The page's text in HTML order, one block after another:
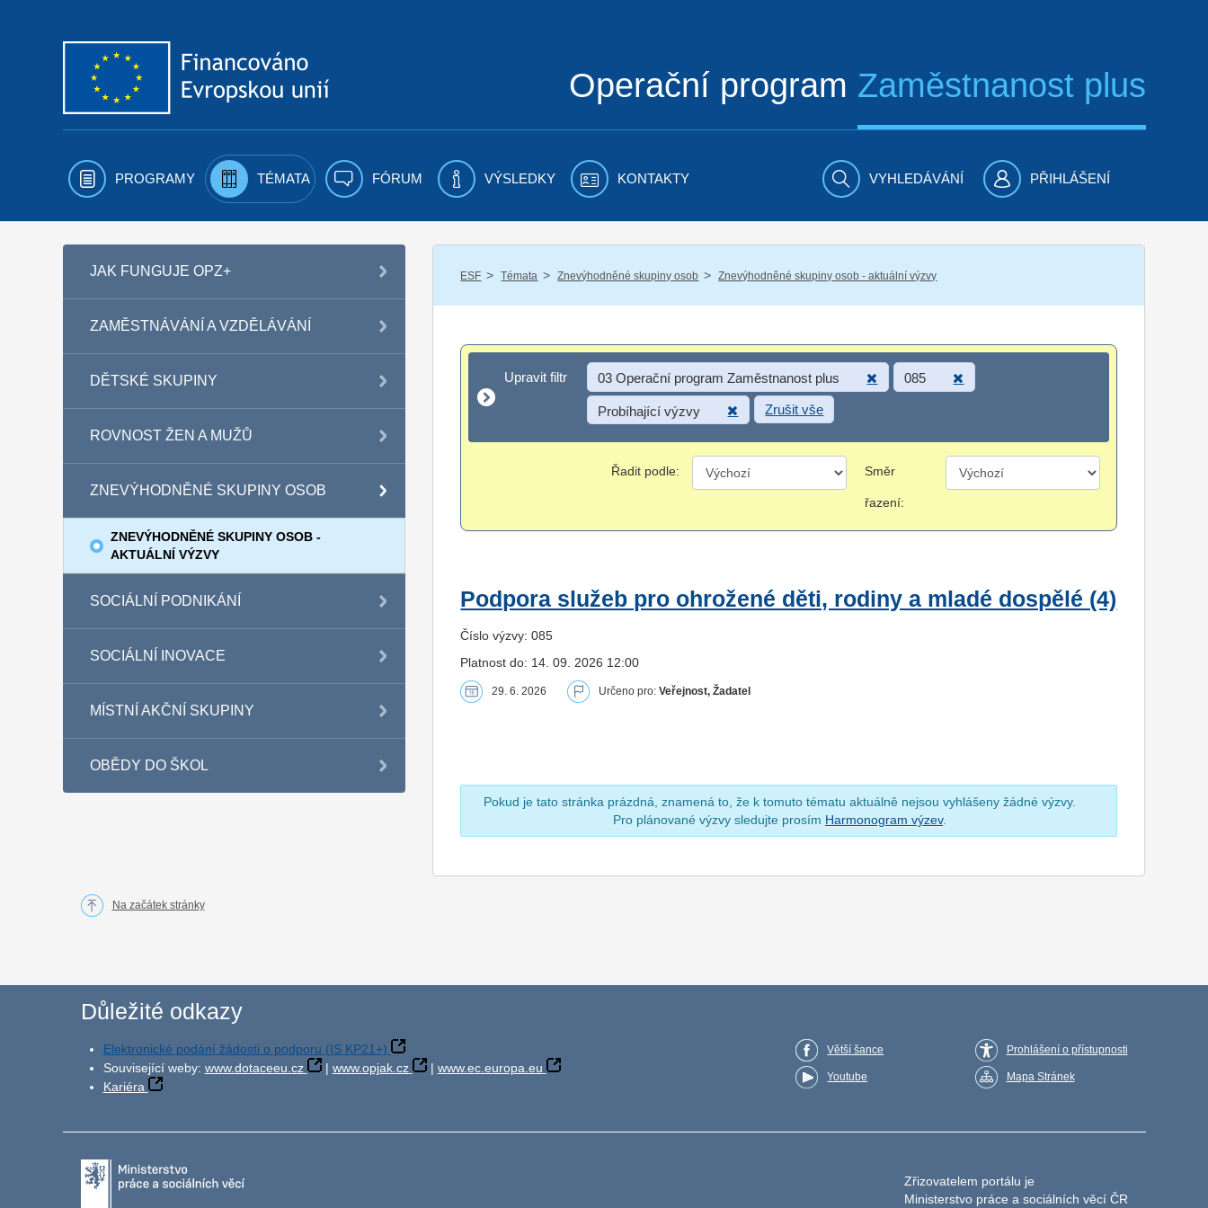
Operační program Zaměstnanost plus
PROGRAMY TÉMATA FÓRUM VÝSLEDKY KONTAKTY VYHLEDÁVÁNÍ PŘIHLÁŠENÍ
JAK FUNGUJE OPZ+
ZAMĚSTNÁVÁNÍ A VZDĚLÁVÁNÍ
DĚTSKÉ SKUPINY
ROVNOST ŽEN A MUŽŮ
ZNEVÝHODNĚNÉ SKUPINY OSOB
ZNEVÝHODNĚNÉ SKUPINY OSOB -
AKTUÁLNÍ VÝZVY
SOCIÁLNÍ PODNIKÁNÍ
SOCIÁLNÍ INOVACE
MÍSTNÍ AKČNÍ SKUPINY
OBĚDY DO ŠKOL
ESF / Témata / Znevýhodněné skupiny osob / Znevýhodněné skupiny osob - aktuální výzvy
Upravit filtr
Upravit filtr 03 Operační program Zaměstnanost plus 085
Probíhající výzvy Zrušit vše
Řadit podle: Směr
řazení:
Podpora služeb pro ohrožené děti, rodiny a mladé dospělé (4)
Číslo výzvy: 085
Platnost do: 14. 09. 2026 12:00
29. 6. 2026 Určeno pro:Veřejnost, Žadatel
Pokud je tato stránka prázdná, znamená to, že k tomuto tématu aktuálně nejsou vyhlášeny žádné výzvy.
Pro plánované výzvy sledujte prosím Harmonogram výzev.
Na začátek stránky
Důležité odkazy
Elektronické podání žádosti o podporu (IS KP21+)
Související weby: www.dotaceeu.cz | www.opjak.cz | www.ec.europa.eu
Kariéra
Větší šance
Youtube
Prohlášení o přístupnosti
Mapa Stránek
Zřizovatelem portálu je
Ministerstvo práce a sociálních věcí ČR